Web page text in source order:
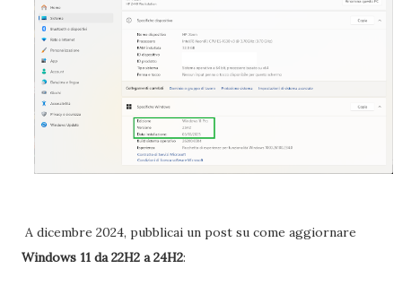
A dicembre 2024, pubblicai un post su come aggiornare
Windows 11 da 22H2 a 24H2: